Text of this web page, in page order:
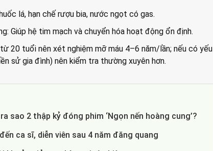
lá, hạn chế rượu bia, nước ngọt có gas.
Giúp hệ tim mạch và chuyển hóa hoạt động ổn định.
20 tuổi nên xét nghiệm mỡ máu 4–6 năm/lần; nếu có yếu
sử gia đình) nên kiểm tra thường xuyên hơn.
sao 2 thập kỷ đóng phim ‘Ngọn nến hoàng cung’?
ca sĩ, diễn viên sau 4 năm đăng quang